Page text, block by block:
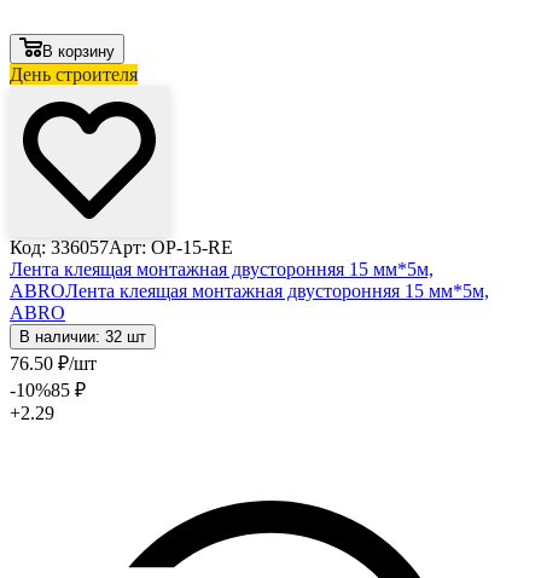
В корзину
День строителя
Код: 336057Арт: OP-15-RE
Лента клеящая монтажная двусторонняя 15 мм*5м,
ABROЛента клеящая монтажная двусторонняя 15 мм*5м,
ABRO
В наличии: 32 шт
76.50 ₽/шт
-10%85 ₽
+2.29